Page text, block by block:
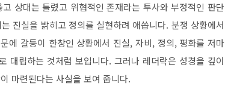
상대는 틀렸고 위협적인 존재라는 투사와 부정적인 판단
진실을 밝히고 정의를 실현하려 애씁니다. 분쟁 상황에서
에 갈등이 한창인 상황에서 진실, 자비, 정의, 평화를 저마
대립하는 것처럼 보입니다. 그러나 레더락은 성경을 깊이
마련된다는 사실을 보여 줍니다.